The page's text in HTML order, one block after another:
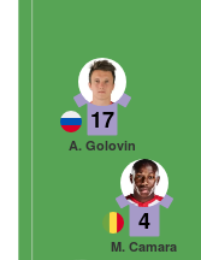
4
M. Camara
17
A. Golovin